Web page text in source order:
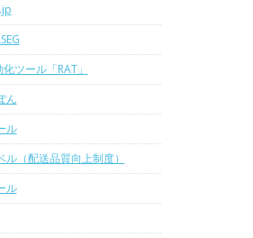
ツール「RAT」
ん
ル
ル（配送品質向上制度）
ル